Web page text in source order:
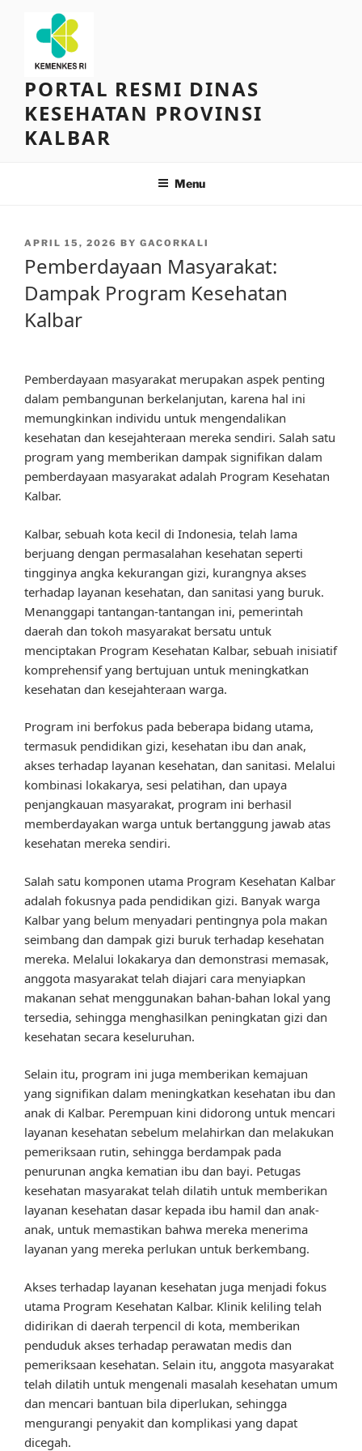
content
PORTAL RESMI DINAS
KESEHATAN PROVINSI
KALBAR
Menu
POSTED
APRIL 15, 2026 BY GACORKALI
Pemberdayaan Masyarakat:
Dampak Program Kesehatan
Kalbar
Pemberdayaan masyarakat merupakan aspek penting
dalam pembangunan berkelanjutan, karena hal ini
memungkinkan individu untuk mengendalikan
kesehatan dan kesejahteraan mereka sendiri. Salah satu
program yang memberikan dampak signifikan dalam
pemberdayaan masyarakat adalah Program Kesehatan
Kalbar.
Kalbar, sebuah kota kecil di Indonesia, telah lama
berjuang dengan permasalahan kesehatan seperti
tingginya angka kekurangan gizi, kurangnya akses
terhadap layanan kesehatan, dan sanitasi yang buruk.
Menanggapi tantangan-tantangan ini, pemerintah
daerah dan tokoh masyarakat bersatu untuk
menciptakan Program Kesehatan Kalbar, sebuah inisiatif
komprehensif yang bertujuan untuk meningkatkan
kesehatan dan kesejahteraan warga.
Program ini berfokus pada beberapa bidang utama,
termasuk pendidikan gizi, kesehatan ibu dan anak,
akses terhadap layanan kesehatan, dan sanitasi. Melalui
kombinasi lokakarya, sesi pelatihan, dan upaya
penjangkauan masyarakat, program ini berhasil
memberdayakan warga untuk bertanggung jawab atas
kesehatan mereka sendiri.
Salah satu komponen utama Program Kesehatan Kalbar
adalah fokusnya pada pendidikan gizi. Banyak warga
Kalbar yang belum menyadari pentingnya pola makan
seimbang dan dampak gizi buruk terhadap kesehatan
mereka. Melalui lokakarya dan demonstrasi memasak,
anggota masyarakat telah diajari cara menyiapkan
makanan sehat menggunakan bahan-bahan lokal yang
tersedia, sehingga menghasilkan peningkatan gizi dan
kesehatan secara keseluruhan.
Selain itu, program ini juga memberikan kemajuan
yang signifikan dalam meningkatkan kesehatan ibu dan
anak di Kalbar. Perempuan kini didorong untuk mencari
layanan kesehatan sebelum melahirkan dan melakukan
pemeriksaan rutin, sehingga berdampak pada
penurunan angka kematian ibu dan bayi. Petugas
kesehatan masyarakat telah dilatih untuk memberikan
layanan kesehatan dasar kepada ibu hamil dan anak-
anak, untuk memastikan bahwa mereka menerima
layanan yang mereka perlukan untuk berkembang.
Akses terhadap layanan kesehatan juga menjadi fokus
utama Program Kesehatan Kalbar. Klinik keliling telah
didirikan di daerah terpencil di kota, memberikan
penduduk akses terhadap perawatan medis dan
pemeriksaan kesehatan. Selain itu, anggota masyarakat
telah dilatih untuk mengenali masalah kesehatan umum
dan mencari bantuan bila diperlukan, sehingga
mengurangi penyakit dan komplikasi yang dapat
dicegah.